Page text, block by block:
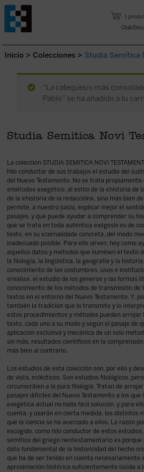
1
Club
Saltar al contenido.
Inicio > Colecciones > Studia Semitica
“La catequesis más
Pablo” se ha añadido a tu
Studia Semitica Novi
La colección STUDIA SEMITICA NOVI
hilo conductor de sus trabajos el estudio del
del Nuevo Testamento. No se trata propiamente
«método» exegético, al estilo de la «historia de
de la «historia de la redacción», sino más bien
permite, a nuestro juicio, explicar mejor el
pasajes, y que puede ayudar a comprender su
que se trata en toda auténtica exégesis es de
texto, en su «carnalidad» concreta, del modo
inadecuado posible. Para ello sirven, hoy como
aquellos datos y métodos que iluminen el texto
la filología, la lingüística, la geografía y la historia,
conocimiento de las costumbres, usos e
«realia», el estudio de los géneros y las formas
conocimiento de los métodos de transmisión de
textos en el entorno del Nuevo Testamento. Y,
también la tradición que lo transmite y lo
estos procedimientos y métodos pueden arrojar
texto, cada uno a su modo y según el pasaje de
aplicación exclusiva y mecánica de un solo
sin más, resultados científicos en la
más bien al contrario.
Los estudios de esta colección son, por ello y
de vista, eclécticos. Son estudios filológicos,
circunscriben a la pura filología. Tratan de
pasajes difíciles del Nuevo Testamento a los que
exegética actual no halla fácil solución, y para
cuenta, y usarán en cierta medida, los distintos
que la ciencia se ha acercado a ellos. La razón
escogido, como hilo conductor de estos
semítico del griego neotestamentario es porque
dato fundamental de la historicidad del hecho
que ha de ser tenido en cuenta necesariamente
aproximación histórica suficientemente lúcida a